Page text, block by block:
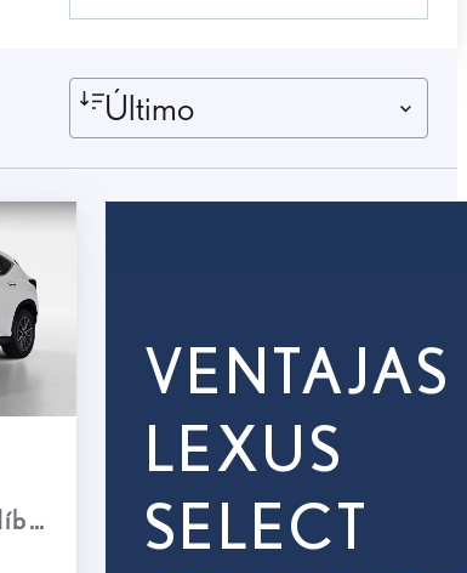
Último
Enchufable)
VENTAJAS
LEXUS
SELECT